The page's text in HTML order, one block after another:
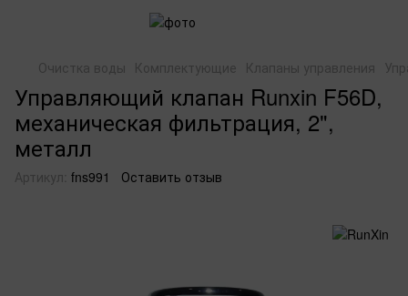
Очистка воды Комплектующие Клапаны управления
Управляющий клапан Runxin F56D,
механическая фильтрация, 2",
металл
Артикул: fns991 Оставить отзыв